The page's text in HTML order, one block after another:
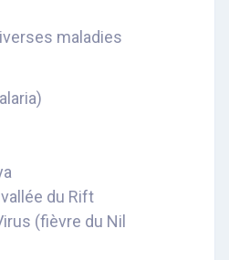
maladies
du Rift
(fièvre du Nil